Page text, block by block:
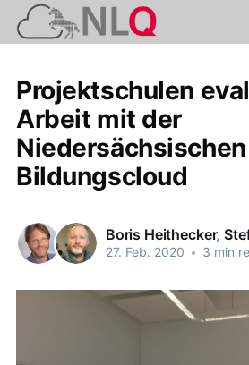
Projektschulen
Arbeit mit der
Niedersächsischen
Bildungscloud
Boris Heithecker,
27. Feb. 2020 • 3 min